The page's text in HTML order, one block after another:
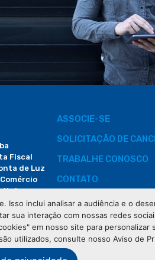
Fiscal
de Luz
ASSOCIE-SE
SOLICITAÇÃO DE
TRABALHE CONOSCO
CONTATO
ÁREA DO
DEMANDAS JUDICIAIS
inclui analisar a audiência e o
sua interação com nossas redes
em nosso site para personalizar
utilizados, consulte nosso Aviso de